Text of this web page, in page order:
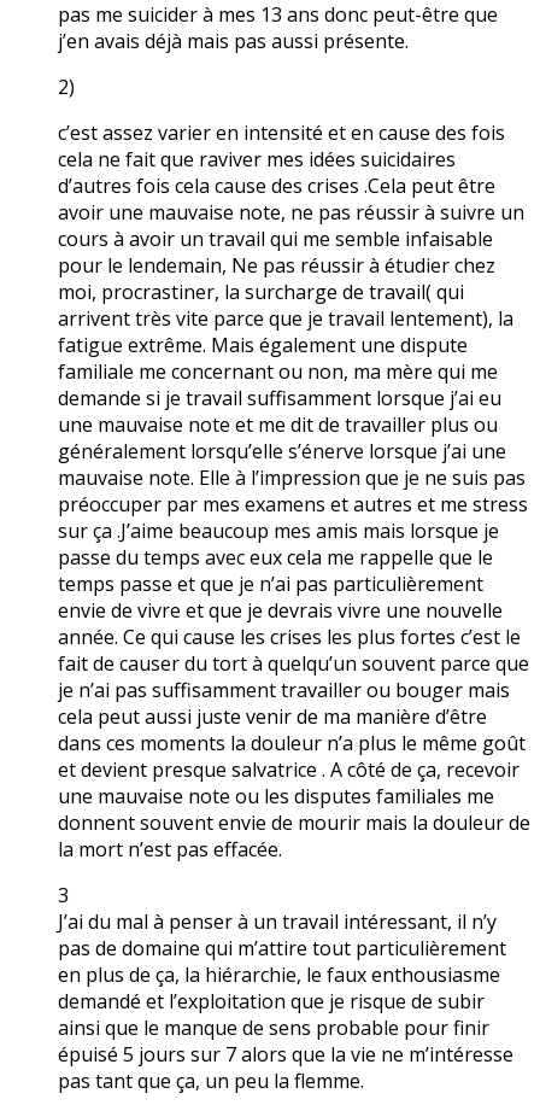
pas me suicider à mes 13 ans donc peut-être que
j’en avais déjà mais pas aussi présente.
2)
c’est assez varier en intensité et en cause des fois
cela ne fait que raviver mes idées suicidaires
d’autres fois cela cause des crises .Cela peut être
avoir une mauvaise note, ne pas réussir à suivre un
cours à avoir un travail qui me semble infaisable
pour le lendemain, Ne pas réussir à étudier chez
moi, procrastiner, la surcharge de travail( qui
arrivent très vite parce que je travail lentement), la
fatigue extrême. Mais également une dispute
familiale me concernant ou non, ma mère qui me
demande si je travail suffisamment lorsque j’ai eu
une mauvaise note et me dit de travailler plus ou
généralement lorsqu’elle s’énerve lorsque j’ai une
mauvaise note. Elle à l’impression que je ne suis pas
préoccuper par mes examens et autres et me stress
sur ça .J’aime beaucoup mes amis mais lorsque je
passe du temps avec eux cela me rappelle que le
temps passe et que je n’ai pas particulièrement
envie de vivre et que je devrais vivre une nouvelle
année. Ce qui cause les crises les plus fortes c’est le
fait de causer du tort à quelqu’un souvent parce que
je n’ai pas suffisamment travailler ou bouger mais
cela peut aussi juste venir de ma manière d’être
dans ces moments la douleur n’a plus le même goût
et devient presque salvatrice . A côté de ça, recevoir
une mauvaise note ou les disputes familiales me
donnent souvent envie de mourir mais la douleur de
la mort n’est pas effacée.
3
J’ai du mal à penser à un travail intéressant, il n’y
pas de domaine qui m’attire tout particulièrement
en plus de ça, la hiérarchie, le faux enthousiasme
demandé et l’exploitation que je risque de subir
ainsi que le manque de sens probable pour finir
épuisé 5 jours sur 7 alors que la vie ne m’intéresse
pas tant que ça, un peu la flemme.